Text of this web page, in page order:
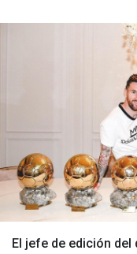
El jefe de edición del